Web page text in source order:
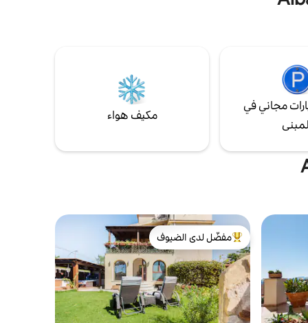
للحصول
مجاني في
مكيف هواء
من أبرز البيوت المفضّلة لدى الضيوف
مفضّل لدى الضيوف